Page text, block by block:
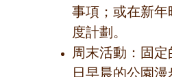
事項；或在新
度計劃。
周末活動：固
日早晨的公園